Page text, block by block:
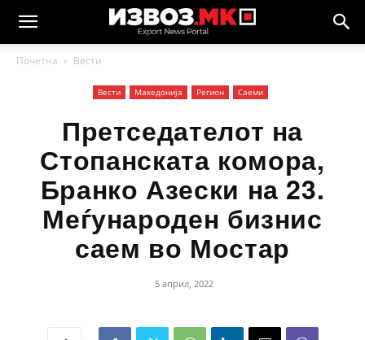
Почетна Вести
Вести Македонија Регион Саеми
Претседателот на
Стопанската комора,
Бранко Азески на 23.
Меѓународен бизнис
саем во Мостар
5 април, 2022